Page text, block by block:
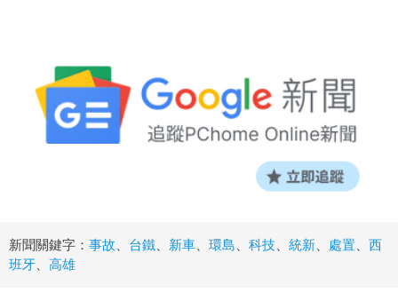
新聞關鍵字： 事故、 台鐵、 新車、 環島、 科技、 統新、 處置、 西
班牙、 高雄